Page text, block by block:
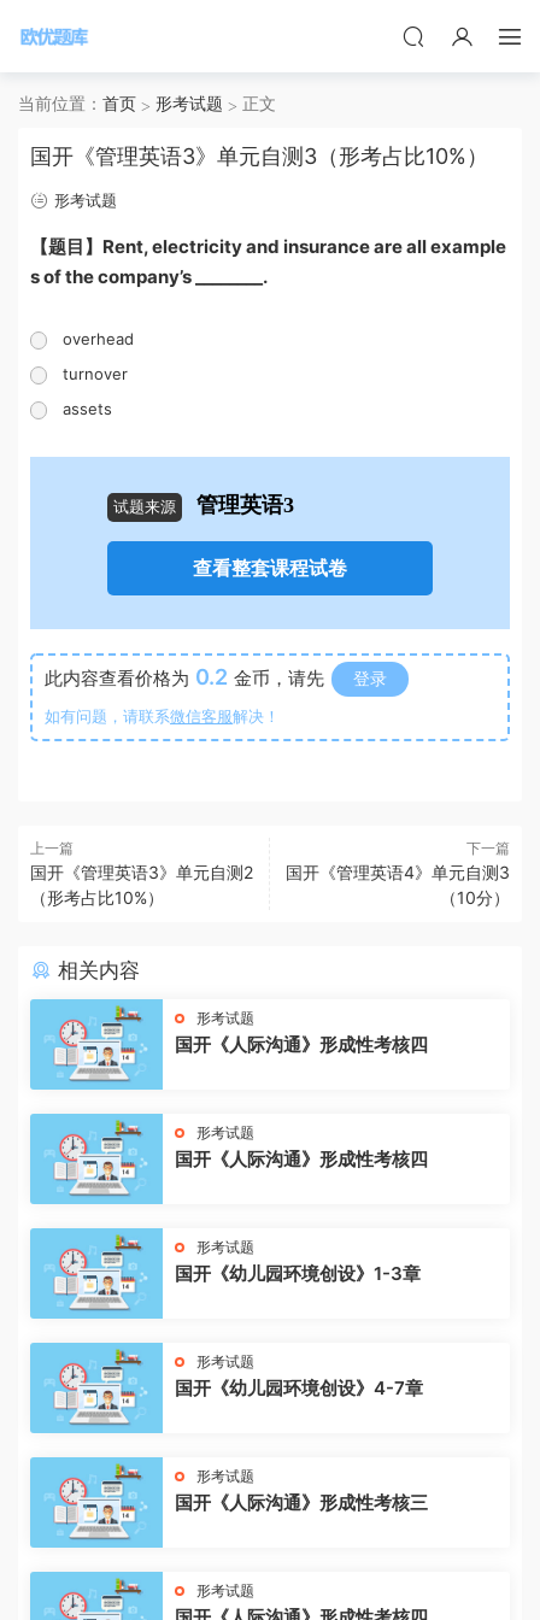
当前位置： 首页 形考试题 正文
国开《管理英语3》单元自测3（形考占比10%）
形考试题
【题目】Rent, electricity and insurance are all example
s of the company’s ________.
overhead
turnover
assets
试题来源 管理英语3
查看整套课程试卷
此内容查看价格为 0.2 金币，请先 登录
如有问题，请联系微信客服解决！
上一篇
国开《管理英语3》单元自测2
（形考占比10%）
下一篇
国开《管理英语4》单元自测3
（10分）
相关内容
形考试题
国开《人际沟通》形成性考核四
形考试题
国开《人际沟通》形成性考核四
形考试题
国开《幼儿园环境创设》1-3章
形考试题
国开《幼儿园环境创设》4-7章
形考试题
国开《人际沟通》形成性考核三
形考试题